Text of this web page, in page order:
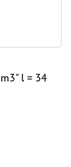
l = 34